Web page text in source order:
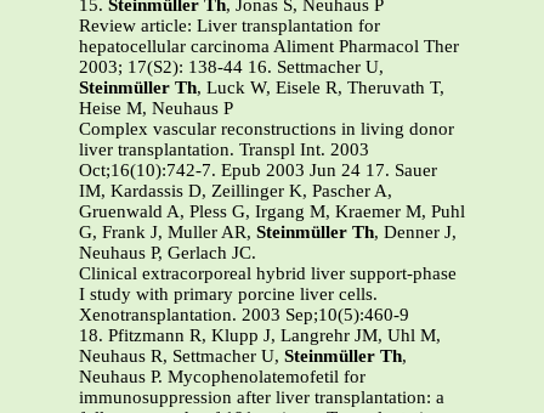
15. Steinmüller Th, Jonas S, Neuhaus P
Review article: Liver transplantation for
hepatocellular carcinoma Aliment Pharmacol Ther
2003; 17(S2): 138-44 16. Settmacher U,
Steinmüller Th, Luck W, Eisele R, Theruvath T,
Heise M, Neuhaus P
Complex vascular reconstructions in living donor
liver transplantation. Transpl Int. 2003
Oct;16(10):742-7. Epub 2003 Jun 24 17. Sauer
IM, Kardassis D, Zeillinger K, Pascher A,
Gruenwald A, Pless G, Irgang M, Kraemer M, Puhl
G, Frank J, Muller AR, Steinmüller Th, Denner J,
Neuhaus P, Gerlach JC.
Clinical extracorporeal hybrid liver support-phase
I study with primary porcine liver cells.
Xenotransplantation. 2003 Sep;10(5):460-9
18. Pfitzmann R, Klupp J, Langrehr JM, Uhl M,
Neuhaus R, Settmacher U, Steinmüller Th,
Neuhaus P. Mycophenolatemofetil for
immunosuppression after liver transplantation: a